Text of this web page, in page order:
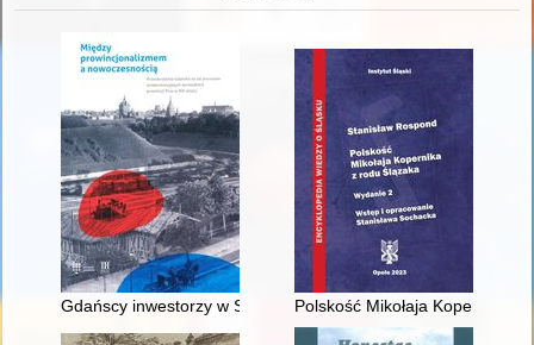
Gdańscy inwestorzy w Sopocie : prestiż finansowy i
Polskość Mikołaja Kopernika z